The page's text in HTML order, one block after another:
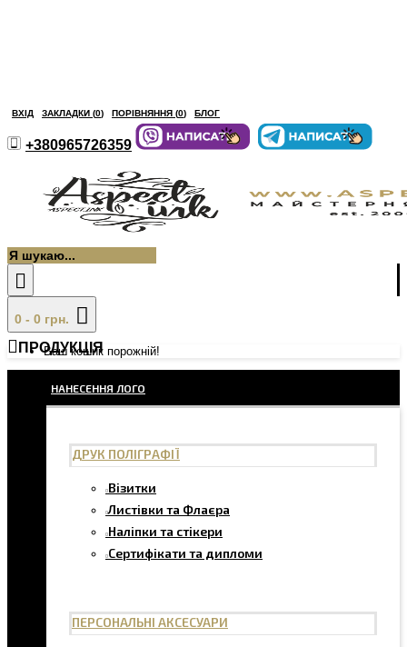
ВХІД ЗАКЛАДКИ (0) ПОРІВНЯННЯ (0) БЛОГ
+380965726359
0 - 0 грн.
Ваш кошик порожній!
ПРОДУКЦІЯ
НАНЕСЕННЯ ЛОГО
ДРУК ПОЛІГРАФІЇ
Візитки
Листівки та Флаєра
Наліпки та стікери
Сертифікати та дипломи
ПЕРСОНАЛЬНІ АКСЕСУАРИ